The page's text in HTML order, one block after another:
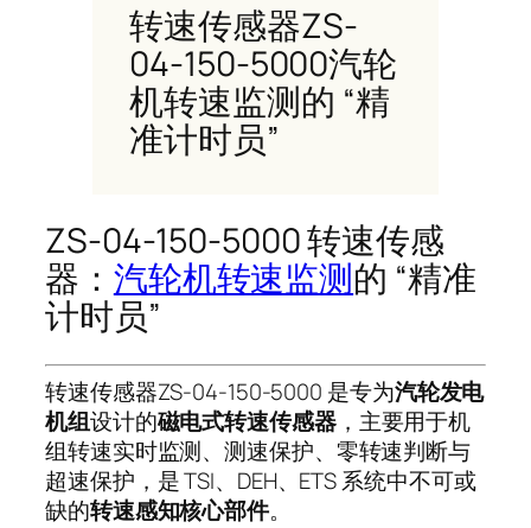
转速传感器ZS-
04-150-5000汽轮
机转速监测的 “精
准计时员”
ZS-04-150-5000 转速传感
器： 汽轮机转速监测的 “精准
计时员”
转速传感器ZS-04-150-5000 是专为汽轮发电
机组设计的磁电式转速传感器，主要用于机
组转速实时监测、测速保护、零转速判断与
超速保护，是 TSI、DEH、ETS 系统中不可或
缺的转速感知核心部件。